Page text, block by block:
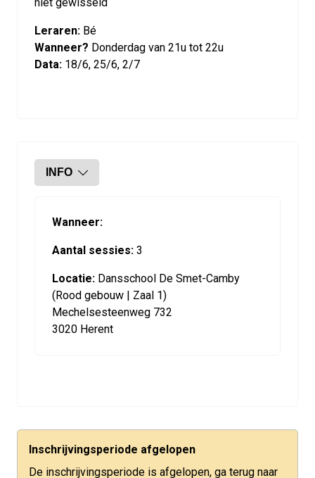
Leraren: Bé
Wanneer? Donderdag van 21u tot 22u
Data: 18/6, 25/6, 2/7
INFO
Wanneer:
Aantal sessies: 3
Locatie: Dansschool De Smet-Camby
(Rood gebouw | Zaal 1)
Mechelsesteenweg 732
3020 Herent
Inschrijvingsperiode afgelopen
De inschrijvingsperiode is afgelopen, ga terug naar